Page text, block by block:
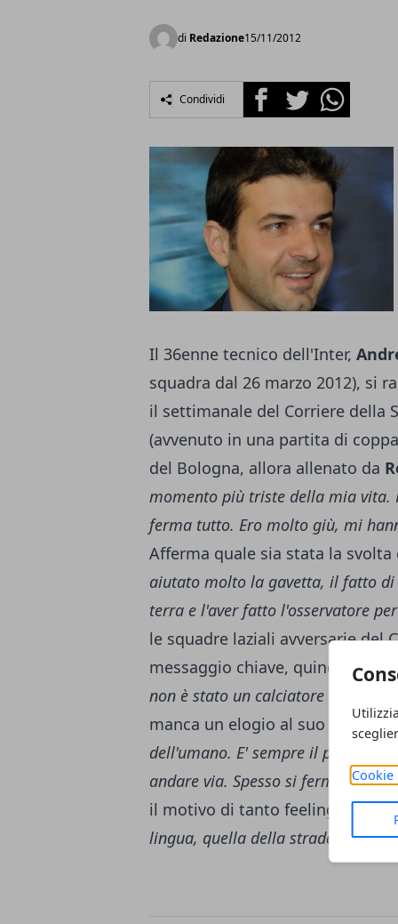
Cookie
di Redazione15/11/2012
Condividi FacebookTwitterWhatsapp
Il 36enne tecnico dell'Inter,
squadra dal 26 marzo 2012), si
il settimanale del Corriere della
(avvenuto in una partita di
del Bologna, allora allenato da
momento più triste della mia vita.
ferma tutto. Ero molto giù, mi
Afferma quale sia stata la
aiutato molto la gavetta, il fatto
terra e l'aver fatto l'osservatore
le squadre laziali avversarie del
messaggio chiave, quindi, è uno:
non è stato un calciatore di alto
manca un elogio al suo attuale
dell'umano. E' sempre il primo ad
andare via. Spesso si ferma per
il motivo di tanto feeling con
lingua, quella della strada, quella